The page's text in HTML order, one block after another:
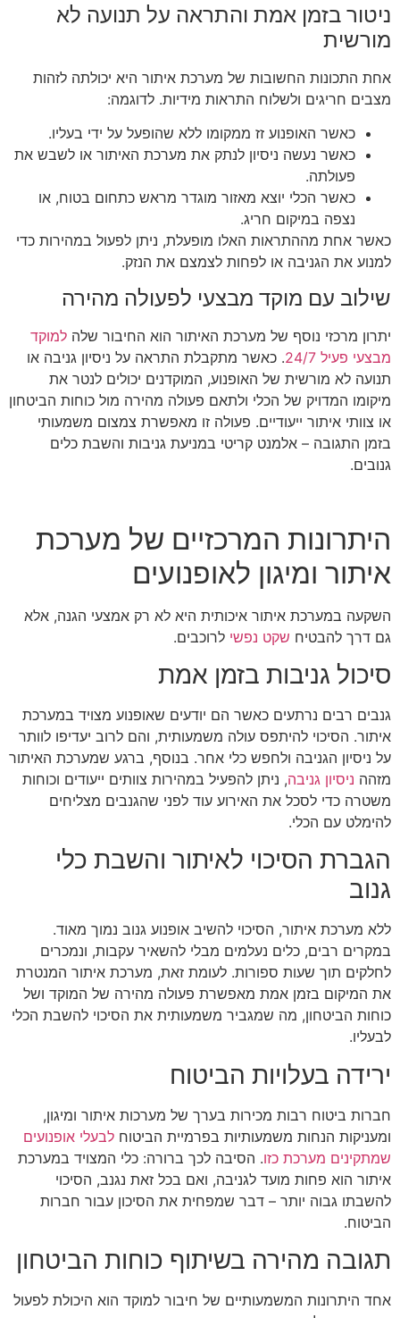
ניטור בזמן אמת והתראה על תנועה לא
מורשית
אחת התכונות החשובות של מערכת איתור היא יכולתה לזהות
מצבים חריגים ולשלוח התראות מידיות. לדוגמה:
כאשר האופנוע זז ממקומו ללא שהופעל על ידי בעליו.
כאשר נעשה ניסיון לנתק את מערכת האיתור או לשבש את
פעולתה.
כאשר הכלי יוצא מאזור מוגדר מראש כתחום בטוח, או
נצפה במיקום חריג.
כאשר אחת מההתראות האלו מופעלת, ניתן לפעול במהירות כדי
למנוע את הגניבה או לפחות לצמצם את הנזק.
שילוב עם מוקד מבצעי לפעולה מהירה
יתרון מרכזי נוסף של מערכת האיתור הוא החיבור שלה למוקד
מבצעי פעיל 24/7
. כאשר מתקבלת התראה על ניסיון גניבה או
תנועה לא מורשית של האופנוע, המוקדנים יכולים לנטר את
מיקומו המדויק של הכלי ולתאם פעולה מהירה מול כוחות הביטחון
או צוותי איתור ייעודיים. פעולה זו מאפשרת צמצום משמעותי
בזמן התגובה – אלמנט קריטי במניעת גניבות והשבת כלים
גנובים.
היתרונות המרכזיים של מערכת
איתור ומיגון לאופנועים
השקעה במערכת איתור איכותית היא לא רק אמצעי הגנה, אלא
גם דרך להבטיח שקט נפשי לרוכבים.
סיכול גניבות בזמן אמת
גנבים רבים נרתעים כאשר הם יודעים שאופנוע מצויד במערכת
איתור. הסיכוי להיתפס עולה משמעותית, והם לרוב יעדיפו לוותר
על ניסיון הגניבה ולחפש כלי אחר. בנוסף, ברגע שמערכת האיתור
מזהה ניסיון גניבה, ניתן להפעיל במהירות צוותים ייעודים וכוחות
משטרה כדי לסכל את האירוע עוד לפני שהגנבים מצליחים
להימלט עם הכלי.
הגברת הסיכוי לאיתור והשבת כלי
גנוב
ללא מערכת איתור, הסיכוי להשיב אופנוע גנוב נמוך מאוד.
במקרים רבים, כלים נעלמים מבלי להשאיר עקבות, ונמכרים
לחלקים תוך שעות ספורות. לעומת זאת, מערכת איתור המנטרת
את המיקום בזמן אמת מאפשרת פעולה מהירה של המוקד ושל
כוחות הביטחון, מה שמגביר משמעותית את הסיכוי להשבת הכלי
לבעליו.
ירידה בעלויות הביטוח
חברות ביטוח רבות מכירות בערך של מערכות איתור ומיגון,
ומעניקות הנחות משמעותיות בפרמיית הביטוח לבעלי אופנועים
שמתקינים מערכת כזו. הסיבה לכך ברורה: כלי המצויד במערכת
איתור הוא פחות מועד לגניבה, ואם בכל זאת נגנב, הסיכוי
להשבתו גבוה יותר – דבר שמפחית את הסיכון עבור חברות
הביטוח.
תגובה מהירה בשיתוף כוחות הביטחון
אחד היתרונות המשמעותיים של חיבור למוקד הוא היכולת לפעול